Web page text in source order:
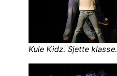
Kule Kidz. Sjette klasse.